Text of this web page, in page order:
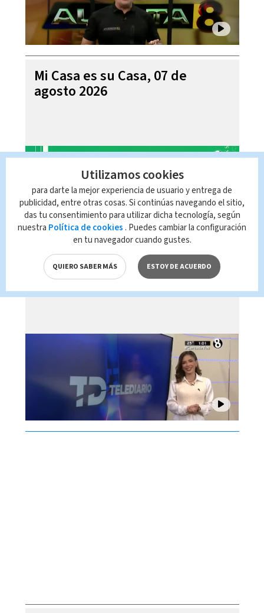
Mi Casa es su Casa, 07 de
agosto 2026
Telediario En Directo con Paula
Brenes, 07 de agosto 2026
Utilizamos cookies
para darte la mejor experiencia de usuario y entrega de
publicidad, entre otras cosas. Si continúas navegando el sitio,
das tu consentimiento para utilizar dicha tecnología, según
nuestra Política de cookies . Puedes cambiar la configuración
en tu navegador cuando gustes.
QUIERO SABER MÁS ESTOY DE ACUERDO